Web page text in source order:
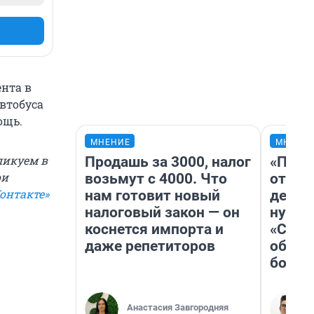
в
в
МНЕНИЕ
Продашь за 3000, налог
возьмут с 4000. Что
нам готовит новый
налоговый закон — он
коснется импорта и
даже репетиторов
Анастасия Завгородняя